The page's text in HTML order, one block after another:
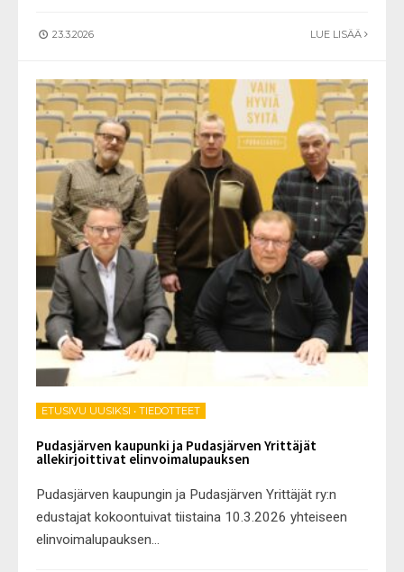
23.3.2026 LUE LISÄÄ
ETUSIVU UUSIKSI • TIEDOTTEET
Pudasjärven kaupunki ja Pudasjärven Yrittäjät
allekirjoittivat elinvoimalupauksen
Pudasjärven kaupungin ja Pudasjärven Yrittäjät ry:n
edustajat kokoontuivat tiistaina 10.3.2026 yhteiseen
elinvoimalupauksen...